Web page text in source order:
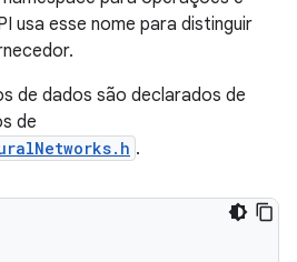
usa esse nome para distinguir
de dados são declarados de
de
.